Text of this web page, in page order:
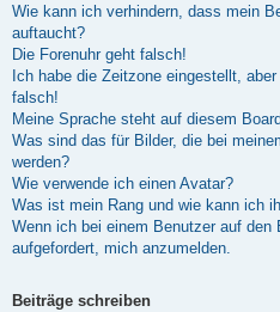
Wie kann ich verhindern, dass mein
auftaucht?
Die Forenuhr geht falsch!
Ich habe die Zeitzone eingestellt,
falsch!
Meine Sprache steht auf diesem
Was sind das für Bilder, die bei
werden?
Wie verwende ich einen Avatar?
Was ist mein Rang und wie kann ich
Wenn ich bei einem Benutzer auf
aufgefordert, mich anzumelden.
Beiträge schreiben